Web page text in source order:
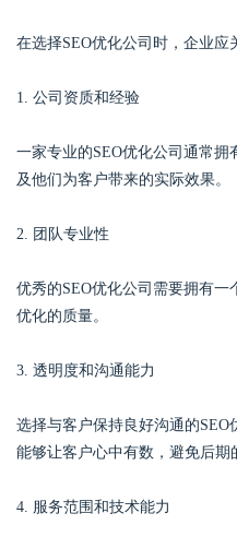
在选择SEO优化公司时，企业应
1. 公司资质和经验
一家专业的SEO优化公司通常
及他们为客户带来的实际效果。
2. 团队专业性
优秀的SEO优化公司需要拥有
优化的质量。
3. 透明度和沟通能力
选择与客户保持良好沟通的
能够让客户心中有数，避免后期
4. 服务范围和技术能力